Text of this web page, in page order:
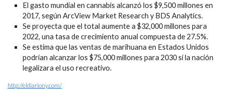
El gasto mundial en cannabis alcanzó los $9,500 millones en
2017, según ArcView Market Research y BDS Analytics.
Se proyecta que el total aumente a $32,000 millones para
2022, una tasa de crecimiento anual compuesta de 27.5%.
Se estima que las ventas de marihuana en Estados Unidos
podrían alcanzar los $75,000 millones para 2030 si la nación
legalizara el uso recreativo.
http://eldiariony.com/